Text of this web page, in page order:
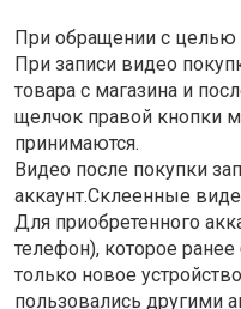
При обращении с целью
При записи видео
товара с магазина и
щелчок правой кнопки
принимаются.
Видео после покупки
аккаунт.Склеенные
Для приобретенного
телефон), которое
только новое
пользовались другими